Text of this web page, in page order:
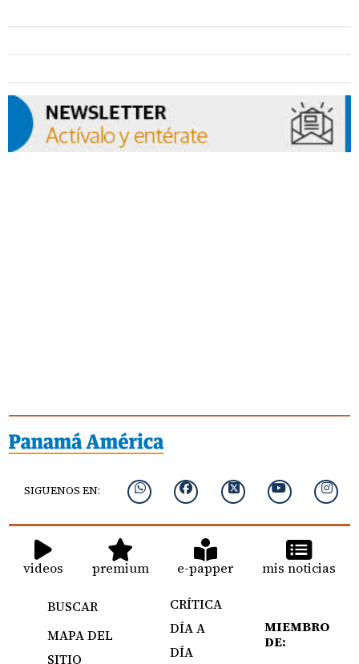
SIGUENOS EN:
videos premium e-papper mis noticias
BUSCAR
MAPA DEL
SITIO
CRÍTICA
DÍA A
DÍA
MIEMBRO
DE: